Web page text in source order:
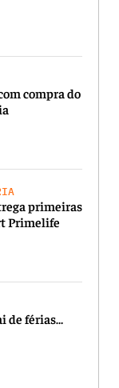
compra do
primeiras
Primelife
férias…